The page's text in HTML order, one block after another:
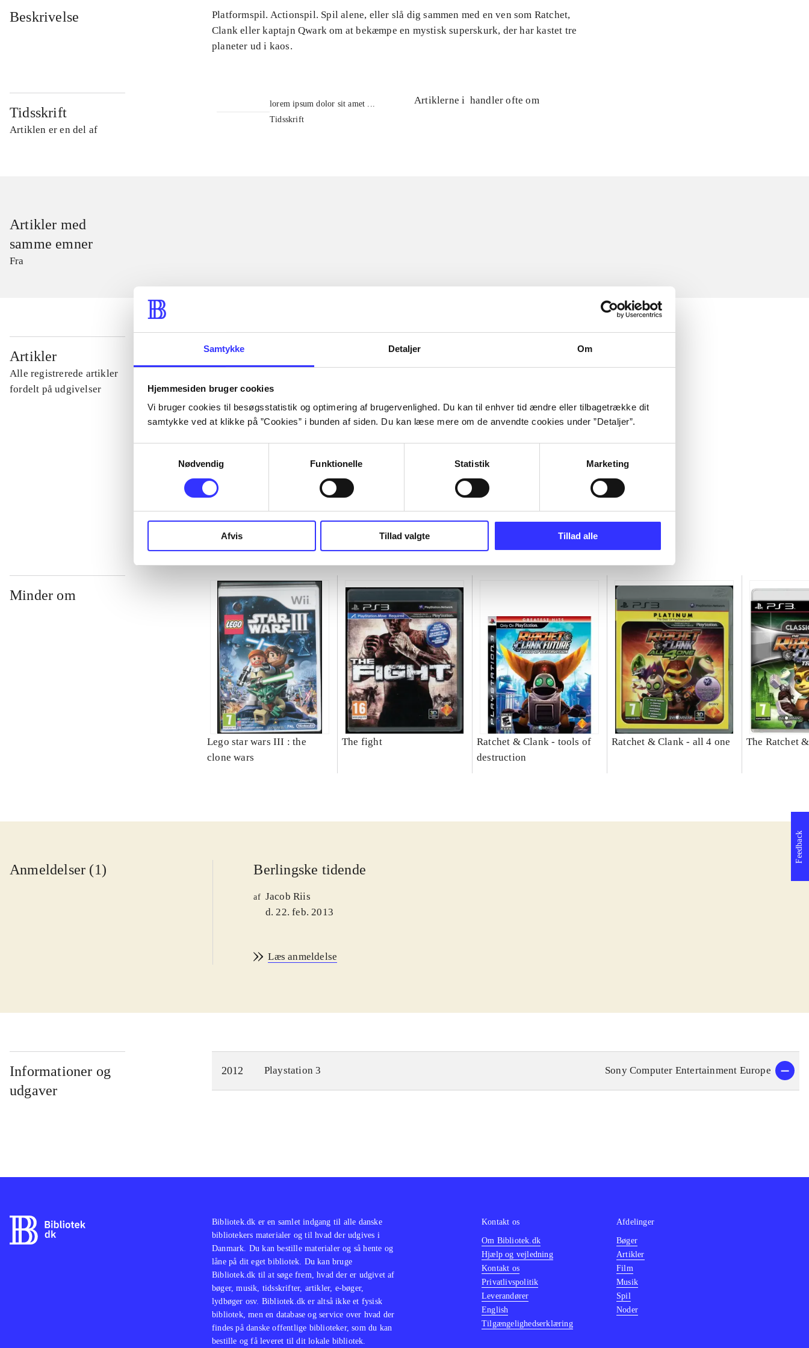
Samtykke Detaljer Om
Hjemmesiden bruger cookies
Vi bruger cookies til besøgsstatistik og optimering af brugervenlighed. Du kan til enhver tid ændre eller tilbagetrække dit
samtykke ved at klikke på ”Cookies” i bunden af siden. Du kan læse mere om de anvendte cookies under ”Detaljer”.
Nødvendig
Funktionelle Statistik Marketing
Afvis Tillad valgte Tillad alle
Beskrivelse
Platformspil. Actionspil. Spil alene, eller slå dig sammen med en ven som Ratchet,
Clank eller kaptajn Qwark om at bekæmpe en mystisk superskurk, der har kastet tre
planeter ud i kaos.
Tidsskrift
Artiklen er en del af
lorem ipsum dolor sit amet ...
Tidsskrift
Artiklerne i handler ofte om
Artikler med
samme emner
Fra
Artikler
Alle registrerede artikler
fordelt på udgivelser
...
...
...
...
Minder om
Lego star wars III : the
clone wars
The fight
Ratchet & Clank - tools of
destruction
Ratchet & Clank - all 4 one The Ratchet
Anmeldelser (1) Berlingske tidende
af Jacob Riis
d. 22. feb. 2013
Læs anmeldelse
Informationer og
udgaver
2012 Playstation 3 Sony Computer Entertainment Europe
Feedback
Bibliotek.dk er en samlet indgang til alle danske
bibliotekers materialer og til hvad der udgives i
Danmark. Du kan bestille materialer og så hente og
låne på dit eget bibliotek. Du kan bruge
Bibliotek.dk til at søge frem, hvad der er udgivet af
bøger, musik, tidsskrifter, artikler, e-bøger,
lydbøger osv. Bibliotek.dk er altså ikke et fysisk
bibliotek, men en database og service over hvad der
findes på danske offentlige biblioteker, som du kan
bestille og få leveret til dit lokale bibliotek.
Kontakt os
Om Bibliotek.dk
Hjælp og vejledning
Kontakt os
Privatlivspolitik
Leverandører
English
Tilgængelighedserklæring
Afdelinger
Bøger
Artikler
Film
Musik
Spil
Noder